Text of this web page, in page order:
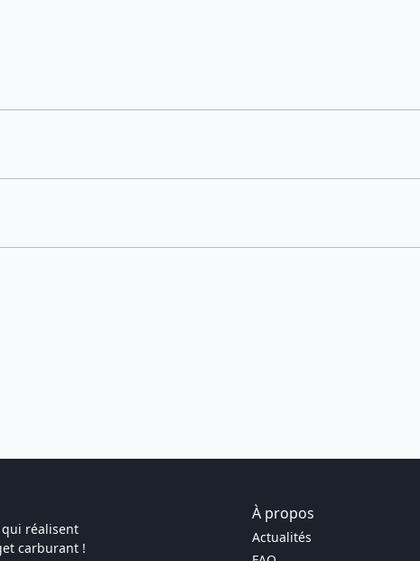
réalisent
carburant !
À propos
Actualités